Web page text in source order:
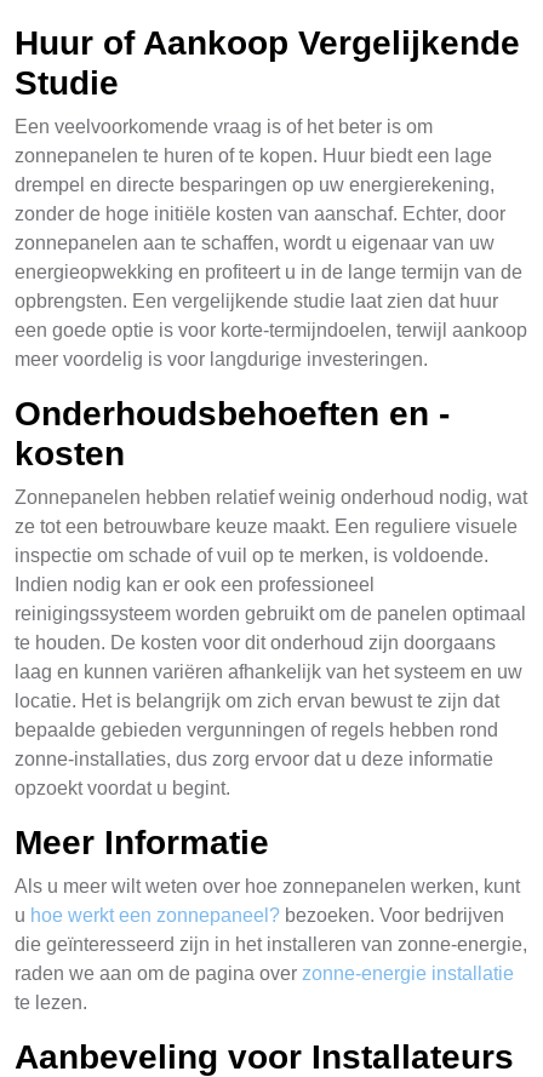
Huur of Aankoop Vergelijkende
Studie
Een veelvoorkomende vraag is of het beter is om
zonnepanelen te huren of te kopen. Huur biedt een lage
drempel en directe besparingen op uw energierekening,
zonder de hoge initiële kosten van aanschaf. Echter, door
zonnepanelen aan te schaffen, wordt u eigenaar van uw
energieopwekking en profiteert u in de lange termijn van de
opbrengsten. Een vergelijkende studie laat zien dat huur
een goede optie is voor korte-termijndoelen, terwijl aankoop
meer voordelig is voor langdurige investeringen.
Onderhoudsbehoeften en -
kosten
Zonnepanelen hebben relatief weinig onderhoud nodig, wat
ze tot een betrouwbare keuze maakt. Een reguliere visuele
inspectie om schade of vuil op te merken, is voldoende.
Indien nodig kan er ook een professioneel
reinigingssysteem worden gebruikt om de panelen optimaal
te houden. De kosten voor dit onderhoud zijn doorgaans
laag en kunnen variëren afhankelijk van het systeem en uw
locatie. Het is belangrijk om zich ervan bewust te zijn dat
bepaalde gebieden vergunningen of regels hebben rond
zonne-installaties, dus zorg ervoor dat u deze informatie
opzoekt voordat u begint.
Meer Informatie
Als u meer wilt weten over hoe zonnepanelen werken, kunt
u hoe werkt een zonnepaneel? bezoeken. Voor bedrijven
die geïnteresseerd zijn in het installeren van zonne-energie,
raden we aan om de pagina over zonne-energie installatie
te lezen.
Aanbeveling voor Installateurs